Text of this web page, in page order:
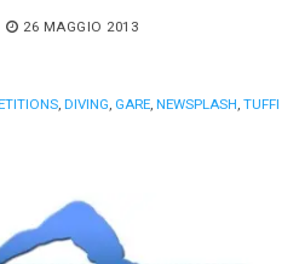
26 MAGGIO 2013
, DIVING, GARE, NEWSPLASH, TUFFI